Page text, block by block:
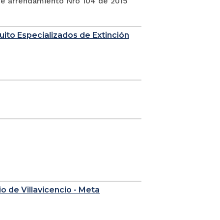
Especializados de Extinción
de Villavicencio - Meta